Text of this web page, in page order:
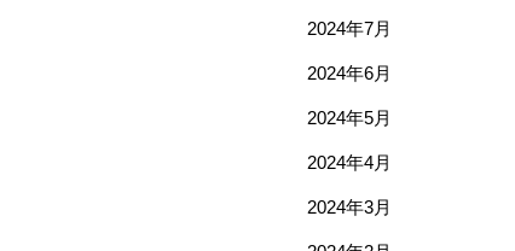
2024年7月
2024年6月
2024年5月
2024年4月
2024年3月